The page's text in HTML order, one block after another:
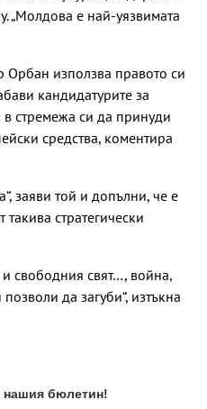
„Молдова е най-уязвимата
Орбан използва правото си
кандидатурите за
в стремежа си да принуди
средства, коментира
заяви той и допълни, че е
стратегически
свободния свят…, война,
да загуби“, изтъкна